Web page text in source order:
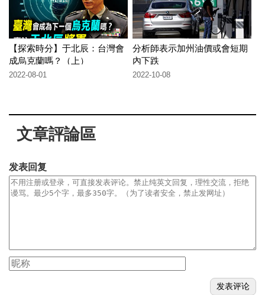
【探索時分】于北辰：台灣會
成烏克蘭嗎？（上）
2022-08-01
分析師表示加州油價或會短期
內下跌
2022-10-08
文章評論區
发表回复